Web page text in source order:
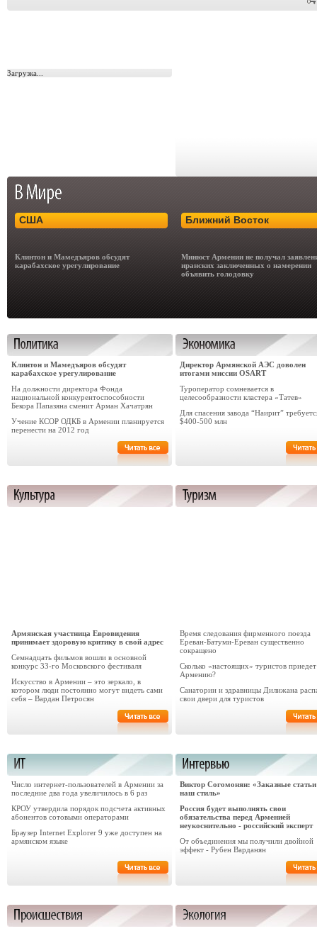
Загрузка...
США
Клинтон и Мамедъяров обсудят
карабахское урегулирование
Ближний Восток
Минюст Армении не получал
иранских заключенных о намерении
объявить голодовку
Клинтон и Мамедъяров обсудят
карабахское урегулирование
На должности директора Фонда
национальной конкурентоспособности
Бекора Папазяна сменит Арман Хачатрян
Учение КСОР ОДКБ в Армении планируется
перенести на 2012 год
Директор Армянской АЭС доволен
итогами миссии OSART
Туроператор сомневается в
целесообразности кластера «Татев»
Для cпасения завода “Наирит”
$400-500 млн
Армянская участница Евровидения
принимает здоровую критику в свой адрес
Семнадцать фильмов вошли в основной
конкурс 33-го Московского фестиваля
Искусство в Армении – это зеркало, в
котором люди постоянно могут видеть сами
себя – Вардан Петросян
Время следования фирменного поезда
Ереван-Батуми-Ереван существенно
сокращено
Сколько «настоящих» туристов
Армению?
Санатории и здравницы Дилижана
свои двери для туристов
Число интернет-пользователей в Армении за
последние два года увеличилось в 6 раз
КРОУ утвердила порядок подсчета активных
абонентов сотовыми операторами
Браузер Internet Explorer 9 уже доступен на
армянском языке
Виктор Согомонян: «Заказные
наш стиль»
Россия будет выполнять свои
обязательства перед Арменией
неукоснительно - российский эксперт
От объединения мы получили двойной
эффект - Рубен Варданян